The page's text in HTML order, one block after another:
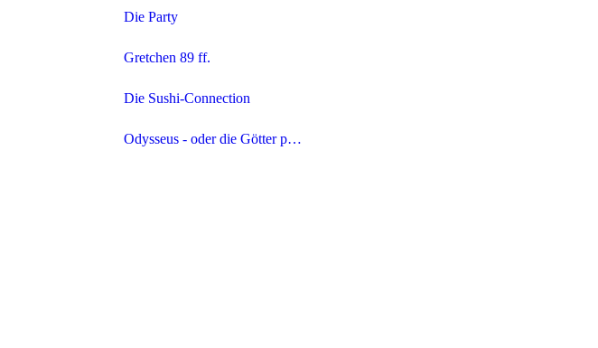
Die Party
Gretchen 89 ff.
Die Sushi-Connection
Odysseus - oder die Götter proben wieder